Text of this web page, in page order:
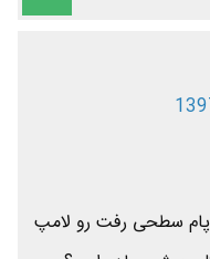
سطحی رفت رو لامپ